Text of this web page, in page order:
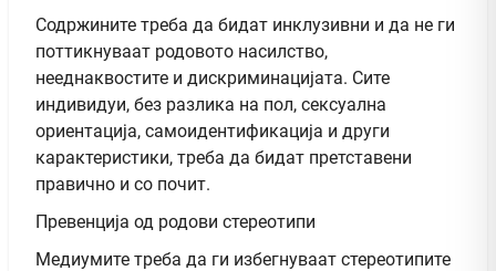
Содржините треба да бидат инклузивни и да не ги
поттикнуваат родовото насилство,
нееднаквостите и дискриминацијата. Сите
индивидуи, без разлика на пол, сексуална
ориентација, самоидентификација и други
карактеристики, треба да бидат претставени
правично и со почит.
Превенција од родови стереотипи
Медиумите треба да ги избегнуваат стереотипите